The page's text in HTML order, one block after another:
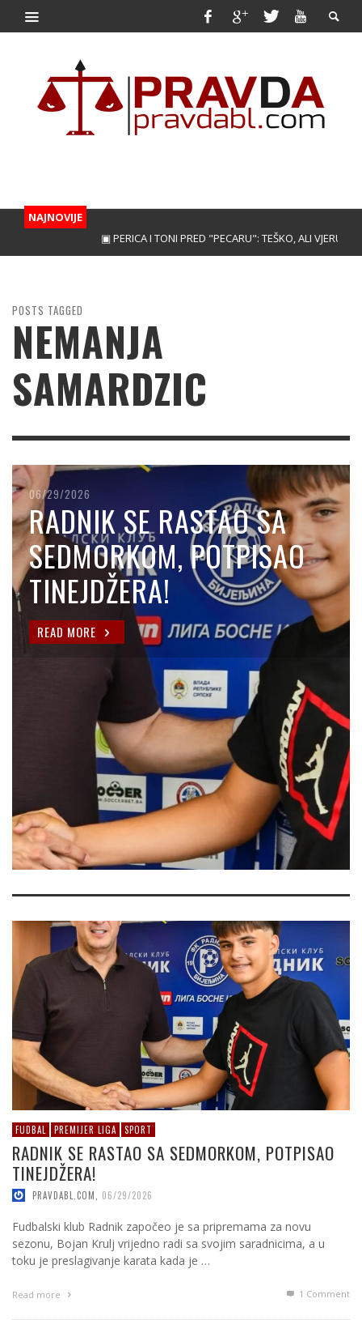
NAJNOVIJE
▣ PERICA I TONI PRED "PECARU": TEŠKO, ALI VJERUJEMO!
POSTS TAGGED
NEMANJA
SAMARDZIC
06/29/2026
RADNIK SE RASTAO SA
SEDMORKOM, POTPISAO
TINEJDŽERA!
READ MORE
FUDBAL PREMIJER LIGA SPORT
RADNIK SE RASTAO SA SEDMORKOM, POTPISAO
TINEJDŽERA!
PRAVDABL.COM 06/29/2026
Fudbalski klub Radnik započeo je sa pripremama za novu
sezonu, Bojan Krulj vrijedno radi sa svojim saradnicima, a u
toku je preslagivanje karata kada je …
Read more 1 Comment